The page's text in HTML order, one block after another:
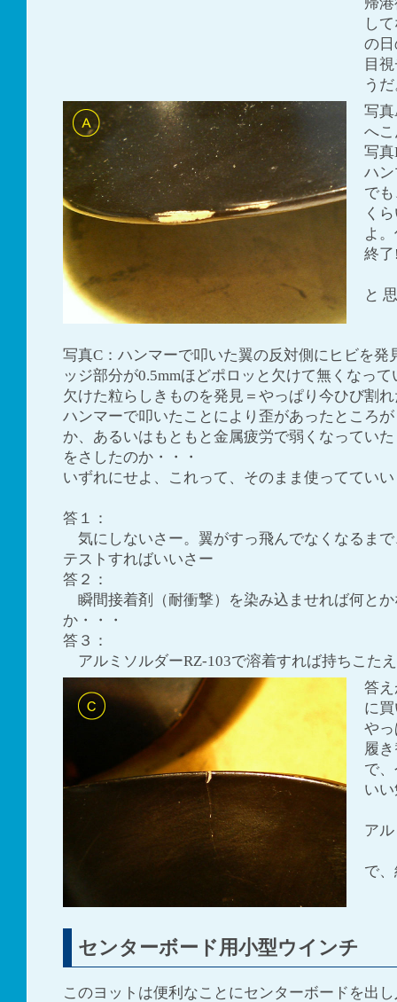
し
の
目
う
写
へ
写
ハ
で
く
よ
終
と
写真C：ハンマーで叩いた翼の反対側にヒビを発
ッジ部分が0.5mmほどポロッと欠けて無くなっ
欠けた粒らしきものを発見＝やっぱり今ひび割
ハンマーで叩いたことにより歪があったところ
か、あるいはもともと金属疲労で弱くなってい
をさしたのか・・・
いずれにせよ、これって、そのまま使っててい
答１：
気にしないさー。翼がすっ飛んでなくなるま
テストすればいいさー
答２：
瞬間接着剤（耐衝撃）を染み込ませれば何と
か・・・
答３：
アルミソルダーRZ-103で溶着すれば持ちこた
答
に
や
履
で
い
ア
で
センターボード用小型ウインチ
このヨットは便利なことにセンターボードを出